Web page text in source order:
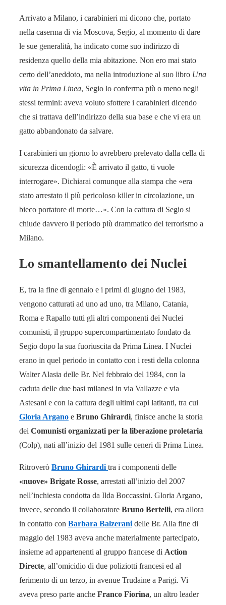
Arrivato a Milano, i carabinieri mi dicono che, portato
nella caserma di via Moscova, Segio, al momento di dare
le sue generalità, ha indicato come suo indirizzo di
residenza quello della mia abitazione. Non ero mai stato
certo dell’aneddoto, ma nella introduzione al suo libro Una
vita in Prima Linea, Segio lo conferma più o meno negli
stessi termini: aveva voluto sfottere i carabinieri dicendo
che si trattava dell’indirizzo della sua base e che vi era un
gatto abbandonato da salvare.
I carabinieri un giorno lo avrebbero prelevato dalla cella di
sicurezza dicendogli: «È arrivato il gatto, ti vuole
interrogare». Dichiarai comunque alla stampa che «era
stato arrestato il più pericoloso killer in circolazione, un
bieco portatore di morte…». Con la cattura di Segio si
chiude davvero il periodo più drammatico del terrorismo a
Milano.
Lo smantellamento dei Nuclei
E, tra la fine di gennaio e i primi di giugno del 1983,
vengono catturati ad uno ad uno, tra Milano, Catania,
Roma e Rapallo tutti gli altri componenti dei Nuclei
comunisti, il gruppo supercompartimentato fondato da
Segio dopo la sua fuoriuscita da Prima Linea. I Nuclei
erano in quel periodo in contatto con i resti della colonna
Walter Alasia delle Br. Nel febbraio del 1984, con la
caduta delle due basi milanesi in via Vallazze e via
Astesani e con la cattura degli ultimi capi latitanti, tra cui
Gloria Argano e Bruno Ghirardi, finisce anche la storia
dei Comunisti organizzati per la liberazione proletaria
(Colp), nati all’inizio del 1981 sulle ceneri di Prima Linea.
Ritroverò Bruno Ghirardi tra i componenti delle
«nuove» Brigate Rosse, arrestati all’inizio del 2007
nell’inchiesta condotta da Ilda Boccassini. Gloria Argano,
invece, secondo il collaboratore Bruno Bertelli, era allora
in contatto con Barbara Balzerani delle Br. Alla fine di
maggio del 1983 aveva anche materialmente partecipato,
insieme ad appartenenti al gruppo francese di Action
Directe, all’omicidio di due poliziotti francesi ed al
ferimento di un terzo, in avenue Trudaine a Parigi. Vi
aveva preso parte anche Franco Fiorina, un altro leader